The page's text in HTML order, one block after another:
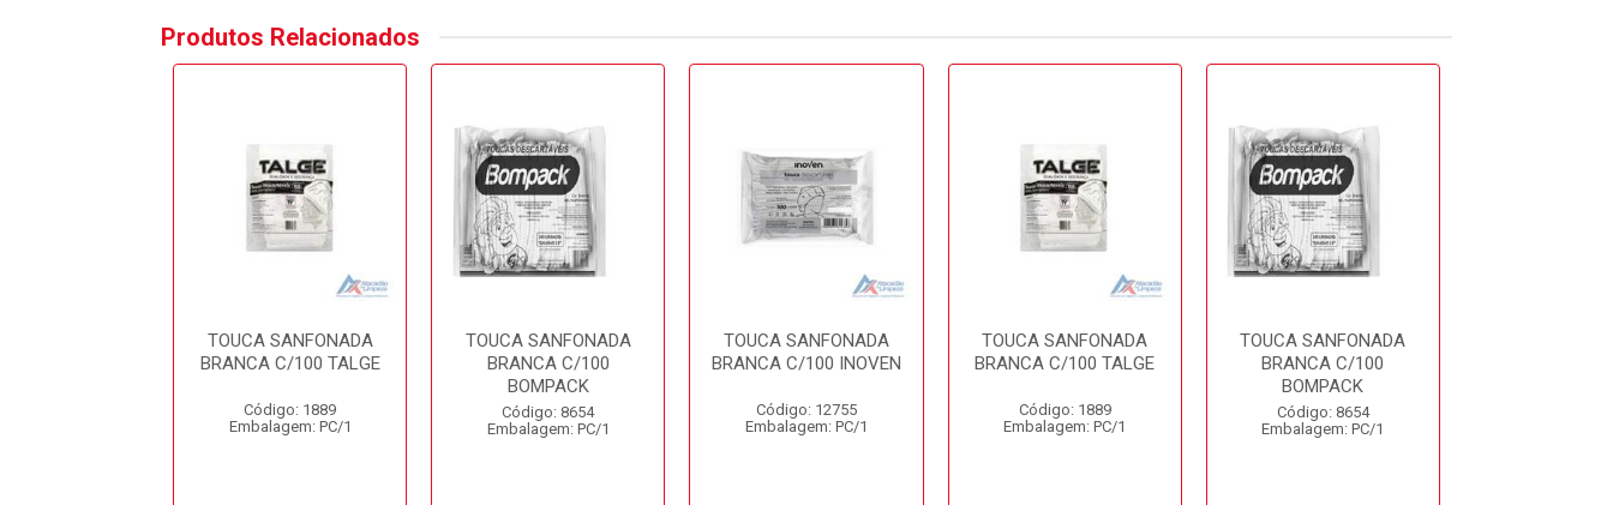
Produtos Relacionados
TOUCA SANFONADA
BRANCA C/100 TALGE
Código: 1889
Embalagem: PC/1
TOUCA SANFONADA
BRANCA C/100
BOMPACK
Código: 8654
Embalagem: PC/1
TOUCA SANFONADA
BRANCA C/100 INOVEN
Código: 12755
Embalagem: PC/1
TOUCA SANFONADA
BRANCA C/100 TALGE
Código: 1889
Embalagem: PC/1
TOUCA SANFONADA
BRANCA C/100
BOMPACK
Código: 8654
Embalagem: PC/1